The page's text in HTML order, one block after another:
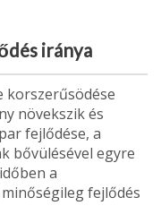
iránya
korszerűsödése
növekszik és
fejlődése, a
bővülésével egyre
a
fejlő­dés